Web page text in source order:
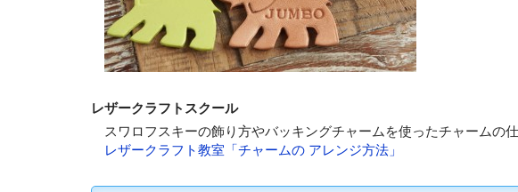
レザークラフトスクール
スワロフスキーの飾り方やバッキングチャームを使ったチャームの
レザークラフト教室「チャームの アレンジ方法」